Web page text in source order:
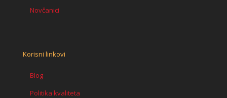
Novčanici
Korisni linkovi
Blog
Politika kvaliteta